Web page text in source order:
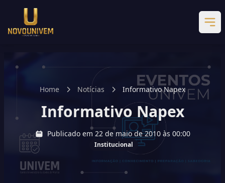
Home Notícias Informativo Napex
Informativo Napex
Publicado em 22 de maio de 2010 às 00:00
Institucional